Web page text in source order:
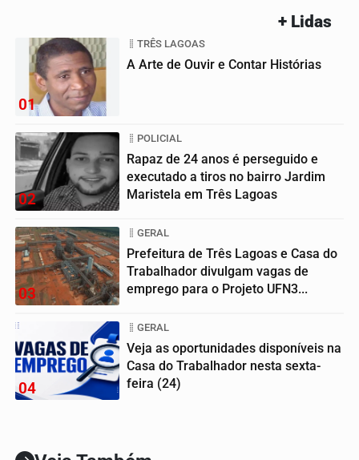
+ Lidas
01
TRÊS LAGOAS
A Arte de Ouvir e Contar Histórias
02
POLICIAL
Rapaz de 24 anos é perseguido e
executado a tiros no bairro Jardim
Maristela em Três Lagoas
03
GERAL
Prefeitura de Três Lagoas e Casa do
Trabalhador divulgam vagas de
emprego para o Projeto UFN3...
04
GERAL
Veja as oportunidades disponíveis na
Casa do Trabalhador nesta sexta-
feira (24)